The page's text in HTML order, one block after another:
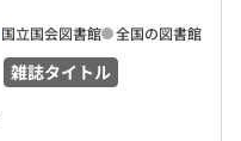
雑誌タイトル
国立国会図書館 全国の図書館